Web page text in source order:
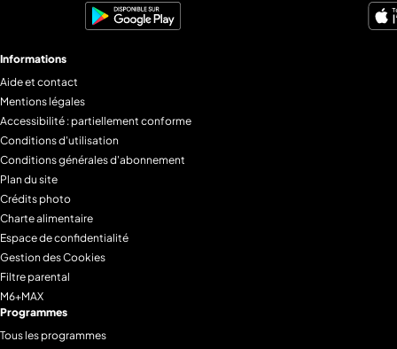
Informations
Aide et contact
Mentions légales
Accessibilité : partiellement conforme
Conditions d'utilisation
Conditions générales d'abonnement
Plan du site
Crédits photo
Charte alimentaire
Espace de confidentialité
Gestion des Cookies
Filtre parental
M6+MAX
Programmes
Tous les programmes